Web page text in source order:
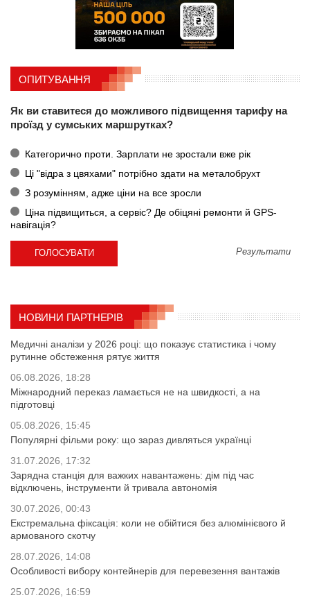
ОПИТУВАННЯ
Як ви ставитеся до можливого підвищення тарифу на
проїзд у сумських маршрутках?
Категорично проти. Зарплати не зростали вже рік
Ці "відра з цвяхами" потрібно здати на металобрухт
З розумінням, адже ціни на все зросли
Ціна підвищиться, а сервіс? Де обіцяні ремонти й GPS-
навігація?
Результати
НОВИНИ ПАРТНЕРІВ
Медичні аналізи у 2026 році: що показує статистика і чому
рутинне обстеження рятує життя
06.08.2026, 18:28
Міжнародний переказ ламається не на швидкості, а на
підготовці
05.08.2026, 15:45
Популярні фільми року: що зараз дивляться українці
31.07.2026, 17:32
Зарядна станція для важких навантажень: дім під час
відключень, інструменти й тривала автономія
30.07.2026, 00:43
Екстремальна фіксація: коли не обійтися без алюмінієвого й
армованого скотчу
28.07.2026, 14:08
Особливості вибору контейнерів для перевезення вантажів
25.07.2026, 16:59